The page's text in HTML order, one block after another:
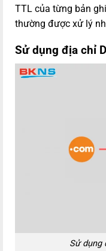
TTL của từng bản
thường được xử lý
Sử dụng địa chỉ
Sử dụng